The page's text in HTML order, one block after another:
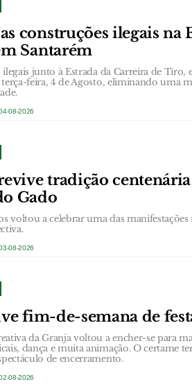
construções ilegais na
Santarém
junto à Estrada da Carreira de Tiro,
feira, 4 de Agosto, eliminando uma
08-2026
tradição
Gado
voltou a celebrar uma das manifestações
08-2026
fim-de-semana de
da Granja voltou a encher-se para
dança e muita animação. O certame
de encerramento.
08-2026